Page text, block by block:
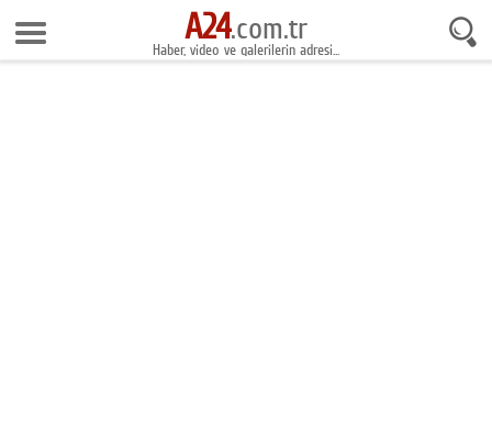
7 Ağustos 2026 18:27:40
Anasayfa
A24.com.tr
Haber, video ve galerilerin adresi...